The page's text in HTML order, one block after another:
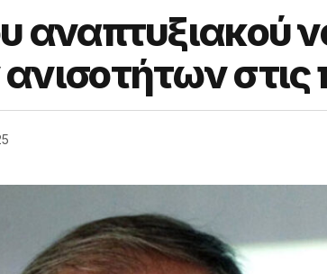
αναπτυξιακού
στις